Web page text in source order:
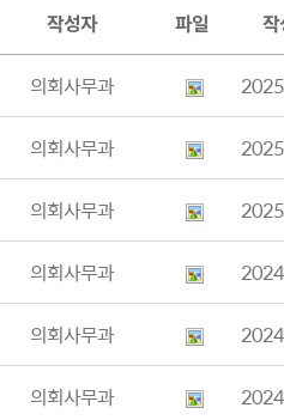
작성자 파일 작
의회사무과
의회사무과
의회사무과
의회사무과
의회사무과
의회사무과